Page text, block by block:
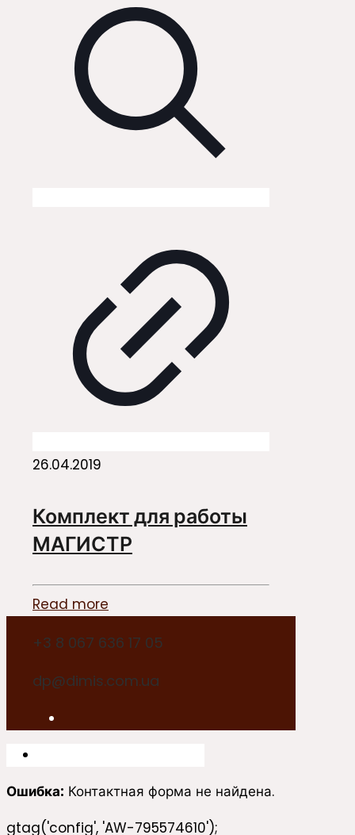
26.04.2019
Комплект для работы
МАГИСТР
Read more
+3 8 067 636 17 05
dp@dimis.com.ua
Ошибка: Контактная форма не найдена.
gtag('config', 'AW-795574610');